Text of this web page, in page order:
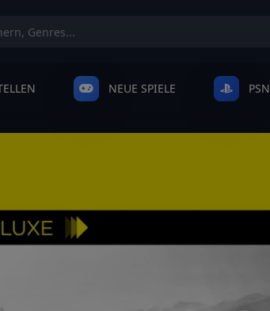
NEUE SPIELE PSN